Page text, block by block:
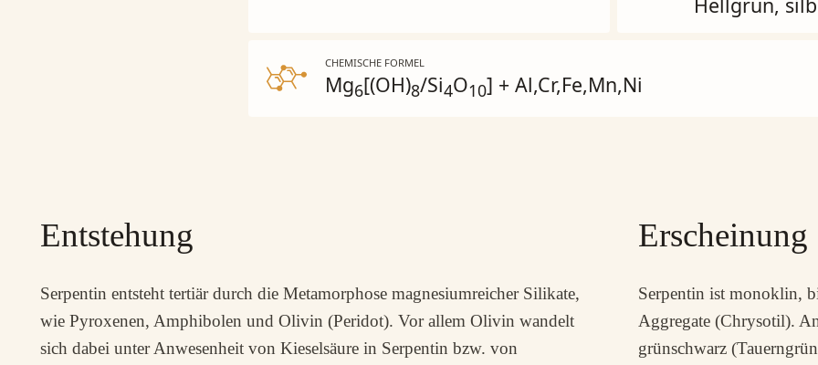
CHEMISCHE FORMEL
Mg6[(OH)8/Si4O10] + Al,Cr,Fe,Mn,Ni
Entstehung
Serpentin entsteht tertiär durch die Metamorphose magnesiumreicher Silikate,
wie Pyroxenen, Amphibolen und Olivin (Peridot). Vor allem Olivin wandelt
sich dabei unter Anwesenheit von Kieselsäure in Serpentin bzw. von
Erscheinung
Serpentin ist monoklin,
Aggregate (Chrysotil).
grünschwarz